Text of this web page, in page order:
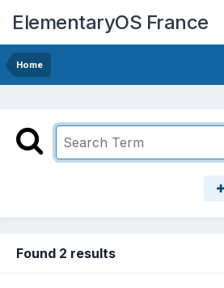
ElementaryOS France
Home
Found 2 results